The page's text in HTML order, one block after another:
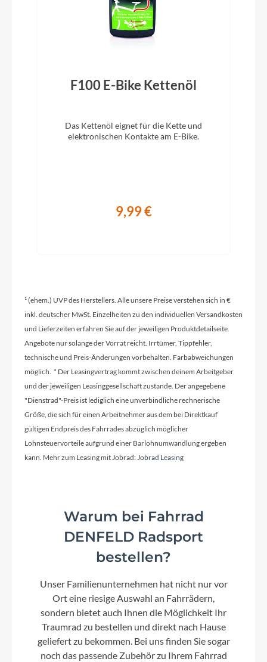
Vorbau
Rahmentyp
Modelljahr
Shimano GRX RD-RX400 20 Speed
Kurbelgarnitur
Shimano GRX FC-RX600-10, 46x30T
Shimano CS-HG500, 10 Speed 11-34 T
Lenker
Syncros Creston 2.0 X, Alloy 31.8mm
Kette
KMC X10
Mahle Internal 36V-250Wh
Umwerfer
F100 E-Bike Kettenöl
Das Kettenöl eignet für die Kette und
elektronischen Kontakte am E-Bike.
9,99 €
¹ (ehem.) UVP des Herstellers. Alle unsere Preise verstehen sich in €
inkl. deutscher MwSt. Einzelheiten zu den individuellen Versandkosten
und Lieferzeiten erfahren Sie auf der jeweiligen Produktdetailseite.
Angebote nur solange der Vorrat reicht. Irrtümer, Tippfehler,
technische und Preis-Änderungen vorbehalten. Farbabweichungen
möglich. * Der Leasingvertrag kommt zwischen deinem Arbeitgeber
und der jeweiligen Leasinggesellschaft zustande. Der angegebene
"Dienstrad"-Preis ist lediglich eine unverbindliche rechnerische
Größe, die sich für einen Arbeitnehmer aus dem bei Direktkauf
gültigen Endpreis des Fahrrades abzüglich möglicher
Lohnsteuervorteile aufgrund einer Barlohnumwandlung ergeben
kann. Mehr zum Leasing mit Jobrad:Jobrad Leasing
Warum bei Fahrrad
DENFELD Radsport
bestellen?
Unser Familienunternehmen hat nicht nur vor
Ort eine riesige Auswahl an Fahrrädern,
sondern bietet auch Ihnen die Möglichkeit Ihr
Traumrad zu bestellen und direkt nach Hause
geliefert zu bekommen. Bei uns finden Sie sogar
noch das passende Zubehör zu Ihrem Fahrrad